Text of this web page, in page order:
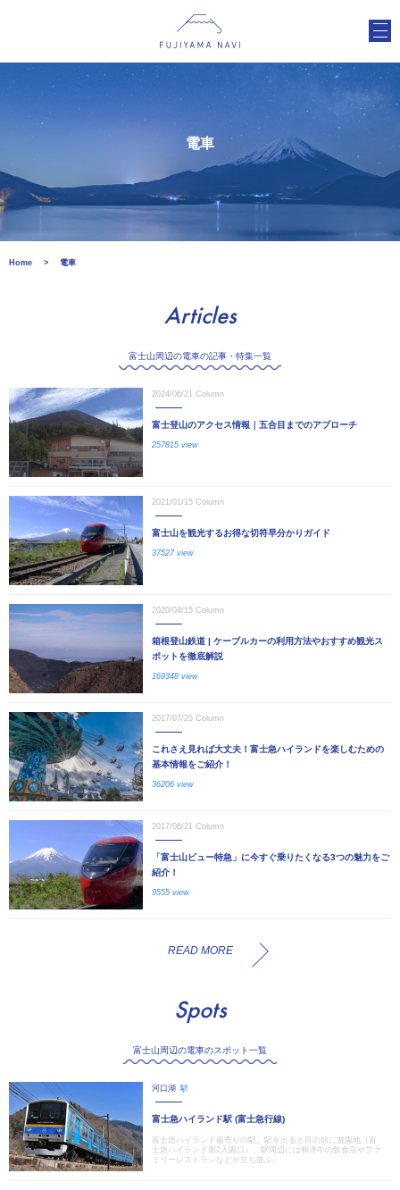
電車
Home 電車
Articles
富士山周辺の電車の記事・特集一覧
2024/06/21 Column
富士登山のアクセス情報｜五合目までのアプローチ
257815 view
2021/01/15 Column
富士山を観光するお得な切符早分かりガイド
37527 view
2020/04/15 Column
箱根登山鉄道 | ケーブルカーの利用方法やおすすめ観光ス
ポットを徹底解説
169348 view
2017/07/25 Column
これさえ見れば大丈夫！富士急ハイランドを楽しむための
基本情報をご紹介！
36206 view
2017/06/21 Column
「富士山ビュー特急」に今すぐ乗りたくなる3つの魅力をご
紹介！
9555 view
READ MORE
Spots
富士山周辺の電車のスポット一覧
河口湖 駅
富士急ハイランド駅 (富士急行線)
富士急ハイランド最寄りの駅。駅を出ると目の前に遊園地（富
士急ハイランド第2入園口）。駅周辺には和洋中の飲食店やファ
ミリーレストランなどが立ち並ぶ。